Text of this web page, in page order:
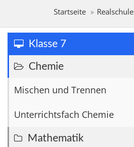
Startseite Realschule
Klasse 7
Chemie
Mischen und Trennen
Unterrichtsfach Chemie
Mathematik